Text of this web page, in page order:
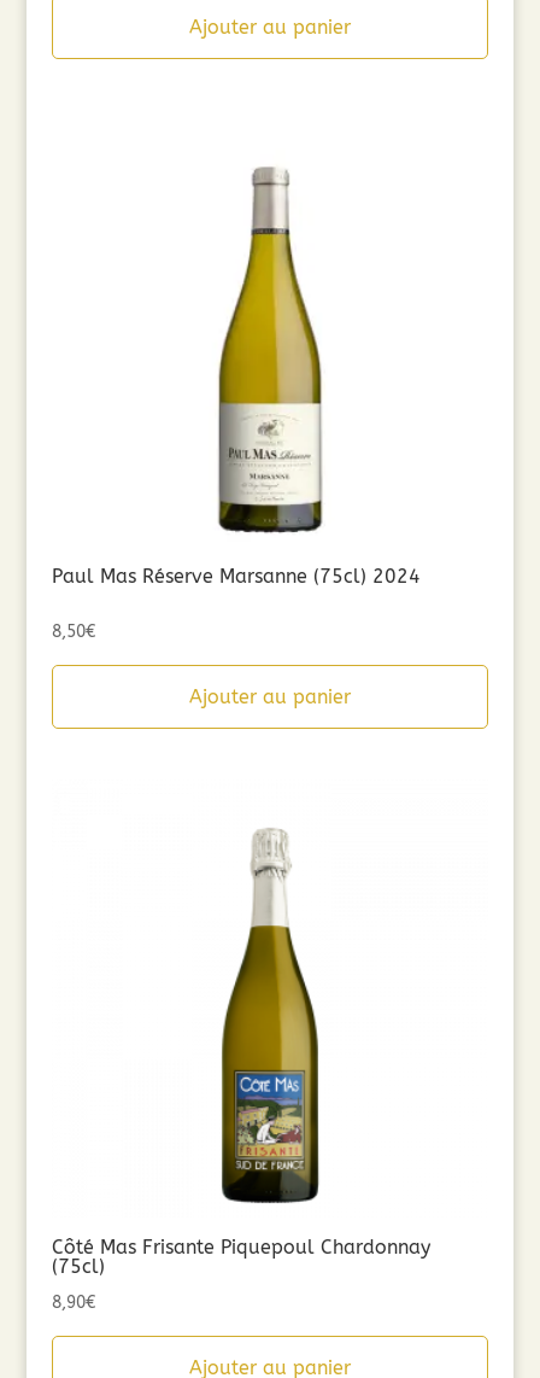
Ajouter au panier
Paul Mas Réserve Marsanne (75cl) 2024
8,50€
Ajouter au panier
Côté Mas Frisante Piquepoul Chardonnay
(75cl)
8,90€
Ajouter au panier